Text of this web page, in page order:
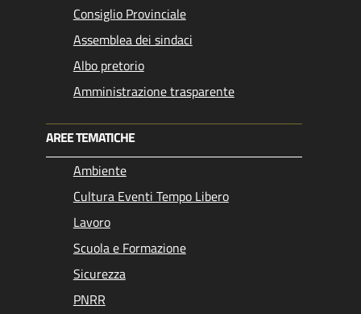
Consiglio Provinciale
Assemblea dei sindaci
Albo pretorio
Amministrazione trasparente
AREE TEMATICHE
Ambiente
Cultura Eventi Tempo Libero
Lavoro
Scuola e Formazione
Sicurezza
PNRR